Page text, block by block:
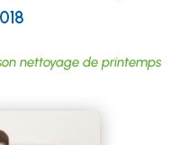
nettoyage de printemps